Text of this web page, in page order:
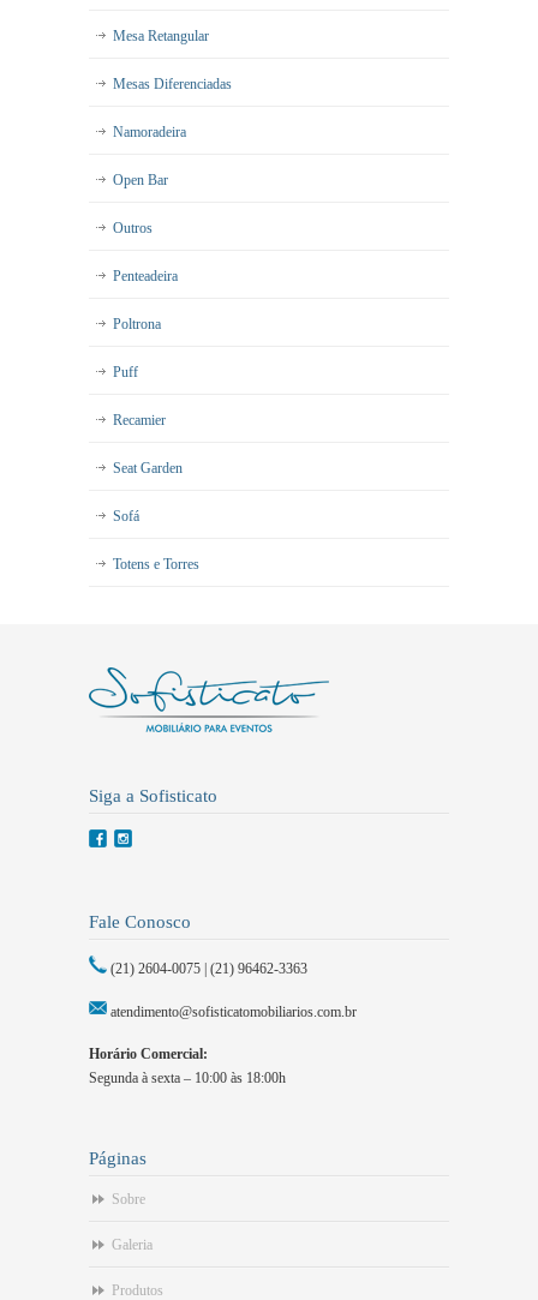
Mesa Retangular
Mesas Diferenciadas
Namoradeira
Open Bar
Outros
Penteadeira
Poltrona
Puff
Recamier
Seat Garden
Sofá
Totens e Torres
Siga a Sofisticato
Fale Conosco
(21) 2604-0075 | (21) 96462-3363
atendimento@sofisticatomobiliarios.com.br
Horário Comercial:
Segunda à sexta – 10:00 às 18:00h
Páginas
Sobre
Galeria
Produtos